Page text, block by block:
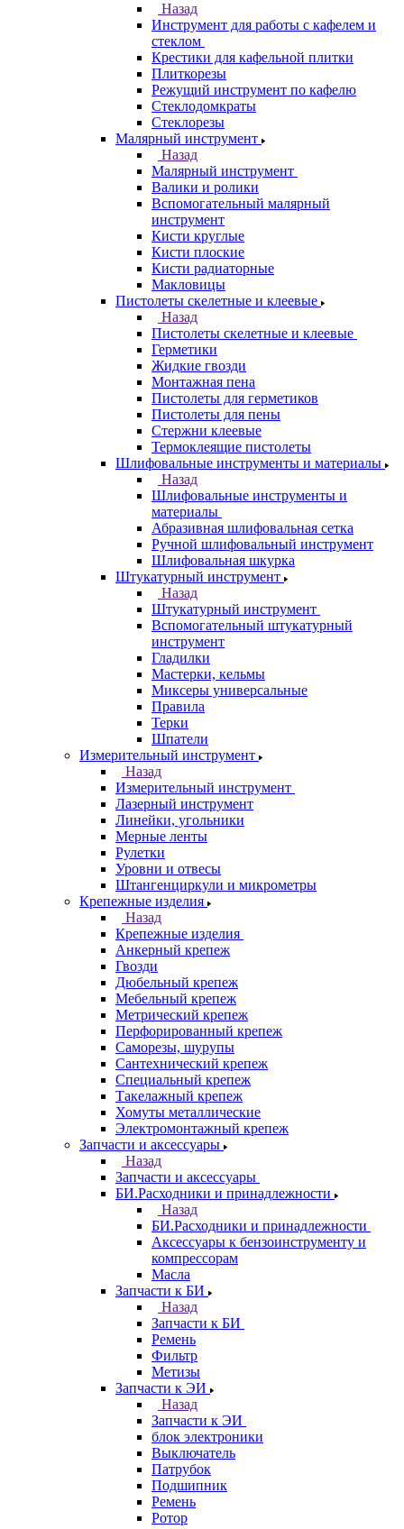
Назад
Инструмент для работы с кафелем и
стеклом
Крестики для кафельной плитки
Плиткорезы
Режущий инструмент по кафелю
Стеклодомкраты
Стеклорезы
Малярный инструмент
Назад
Малярный инструмент
Валики и ролики
Вспомогательный малярный
инструмент
Кисти круглые
Кисти плоские
Кисти радиаторные
Макловицы
Пистолеты скелетные и клеевые
Назад
Пистолеты скелетные и клеевые
Герметики
Жидкие гвозди
Монтажная пена
Пистолеты для герметиков
Пистолеты для пены
Стержни клеевые
Термоклеящие пистолеты
Шлифовальные инструменты и материалы
Назад
Шлифовальные инструменты и
материалы
Абразивная шлифовальная сетка
Ручной шлифовальный инструмент
Шлифовальная шкурка
Штукатурный инструмент
Назад
Штукатурный инструмент
Вспомогательный штукатурный
инструмент
Гладилки
Мастерки, кельмы
Миксеры универсальные
Правила
Терки
Шпатели
Измерительный инструмент
Назад
Измерительный инструмент
Лазерный инструмент
Линейки, угольники
Мерные ленты
Рулетки
Уровни и отвесы
Штангенциркули и микрометры
Крепежные изделия
Назад
Крепежные изделия
Анкерный крепеж
Гвозди
Дюбельный крепеж
Мебельный крепеж
Метрический крепеж
Перфорированный крепеж
Саморезы, шурупы
Сантехнический крепеж
Специальный крепеж
Такелажный крепеж
Хомуты металлические
Электромонтажный крепеж
Запчасти и аксессуары
Назад
Запчасти и аксессуары
БИ.Расходники и принадлежности
Назад
БИ.Расходники и принадлежности
Аксессуары к бензоинструменту и
компрессорам
Масла
Запчасти к БИ
Назад
Запчасти к БИ
Ремень
Фильтр
Метизы
Запчасти к ЭИ
Назад
Запчасти к ЭИ
блок электроники
Выключатель
Патрубок
Подшипник
Ремень
Ротор